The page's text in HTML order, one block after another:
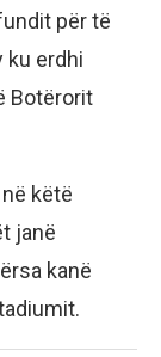
për të
ku erdhi
Botërorit
këtë
janë
kanë